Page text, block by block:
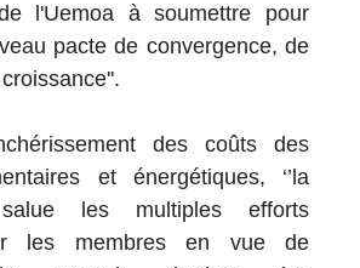
l'Uemoa à soumettre pour
pacte de convergence, de
des coûts des
et énergétiques, ‘’la
salue les multiples efforts
les membres en vue de